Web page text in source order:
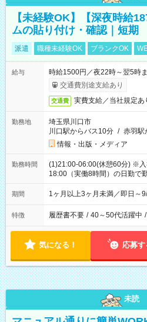
【未経験OK】【深夜時給
ムの貼り付け・確認｜短期
派遣 職種未経験OK ブランクOK
給与
時給1500円／夜22時～翌5時
交通費別途支給あり
交通費 実費支給／当社規定あ
勤務地
埼玉県川口市
川口駅からバス10分 / 赤羽駅
情報・出版・メディア
勤務時間
(1)21:00-06:00(休憩60分) ※
18:00（実働8時間）の日勤で
期間 1ヶ月以上3ヶ月未満／即日～
特徴 履歴書不要 / 40～50代活躍中 /
気になる！ 応募す
未読